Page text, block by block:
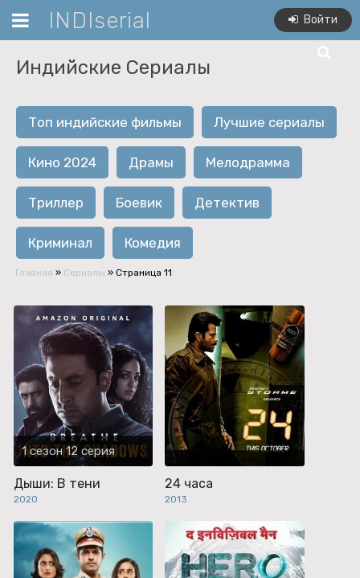
INDIserial Войти
Индийские Сериалы
Топ индийские фильмы Лучшие сериалы
Кино 2024 Драмы Мелодрамма
Триллер Боевик Детектив
Криминал Комедия
Главная » Сериалы » Страница 11
1 сезон 12 серия
Дыши: В тени
2020
24 часа
2013